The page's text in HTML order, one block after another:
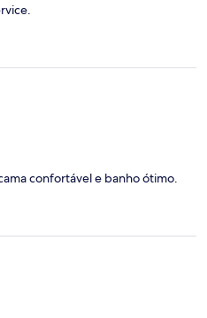
confortável e banho ótimo.